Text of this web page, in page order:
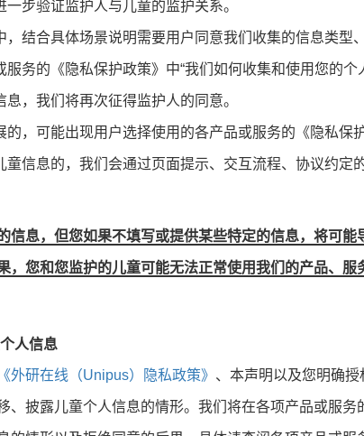
步验证监护人与儿童的监护关系。
结合具体场景说明需要用户同意我们收集的信息类型
务的《隐私保护政策》中“我们如何收集和使用您的个
，我们将再次征得监护人的同意。
，可能出现用户选择使用的各产品或服务的《隐私保
信息的，我们会通过页面提示、交互流程、协议约定
信息，但您如果不填写或提供某些特定的信息，将可能
，您和您监护的儿童可能无法正常使用我们的产品、服
人信息
《外研在线（Unipus）隐私政策》 、本声明以及您明确
、披露儿童个人信息的情形。我们将在各项产品或服务